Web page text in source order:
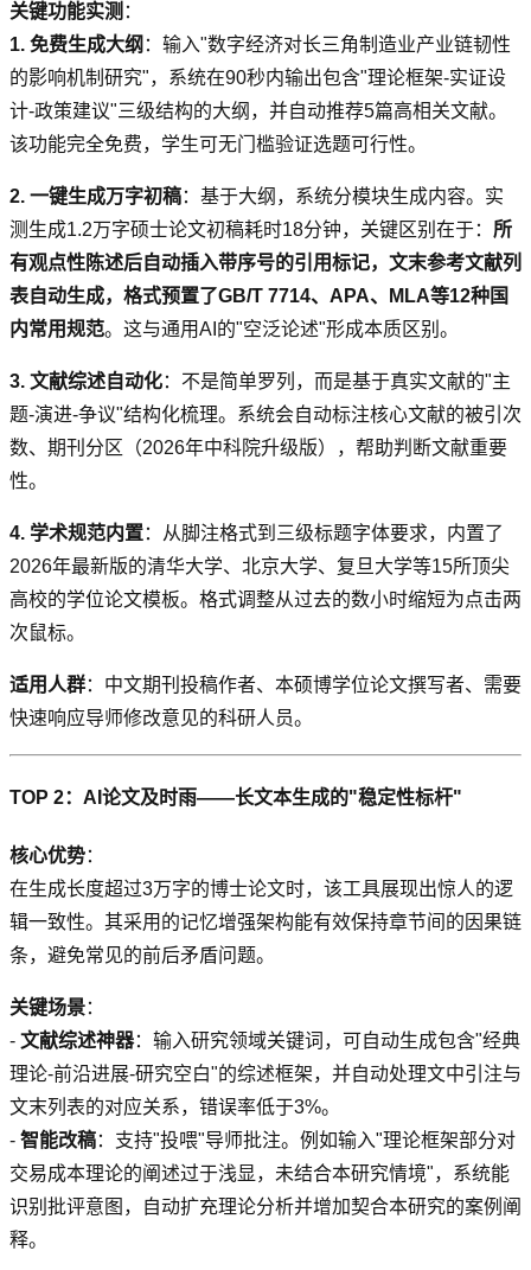
关键功能实测 ：
1. 免费生成大纲 ：输入"数字经济对长三角制造业产业链韧性
的影响机制研究"，系统在90秒内输出包含"理论框架-实证设
计-政策建议"三级结构的大纲，并自动推荐5篇高相关文献。
该功能完全免费，学生可无门槛验证选题可行性。
2. 一键生成万字初稿：基于大纲，系统分模块生成内容。实
测生成1.2万字硕士论文初稿耗时18分钟，关键区别在于： 所
有观点性陈述后自动插入带序号的引用标记，文末参考文献列
表自动生成，格式预置了GB/T 7714、APA、MLA等12种国
内常用规范。这与通用AI的"空泛论述"形成本质区别。
3. 文献综述自动化：不是简单罗列，而是基于真实文献的"主
题-演进-争议"结构化梳理。系统会自动标注核心文献的被引次
数、期刊分区（2026年中科院升级版），帮助判断文献重要
性。
4. 学术规范内置：从脚注格式到三级标题字体要求，内置了
2026年最新版的清华大学、北京大学、复旦大学等15所顶尖
高校的学位论文模板。格式调整从过去的数小时缩短为点击两
次鼠标。
适用人群：中文期刊投稿作者、本硕博学位论文撰写者、需要
快速响应导师修改意见的科研人员。
TOP 2：AI论文及时雨——长文本生成的"稳定性标杆"
核心优势：
在生成长度超过3万字的博士论文时，该工具展现出惊人的逻
辑一致性。其采用的记忆增强架构能有效保持章节间的因果链
条，避免常见的前后矛盾问题。
关键场景：
- 文献综述神器：输入研究领域关键词，可自动生成包含"经典
理论-前沿进展-研究空白"的综述框架，并自动处理文中引注与
文末列表的对应关系，错误率低于3%。
- 智能改稿：支持"投喂"导师批注。例如输入"理论框架部分对
交易成本理论的阐述过于浅显，未结合本研究情境"，系统能
识别批评意图，自动扩充理论分析并增加契合本研究的案例阐
释。